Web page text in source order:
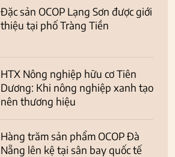
Đặc sản OCOP Lạng Sơn được giới
thiệu tại phố Tràng Tiền
HTX Nông nghiệp hữu cơ Tiên
Dương: Khi nông nghiệp xanh tạo
nên thương hiệu
Hàng trăm sản phẩm OCOP Đà
Nẵng lên kệ tại sân bay quốc tế